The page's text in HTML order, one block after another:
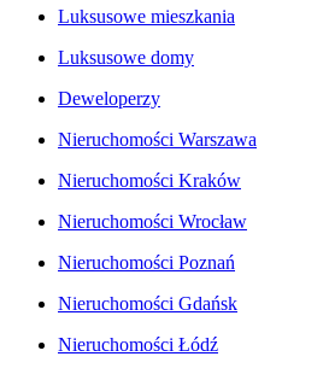
Luksusowe mieszkania
Luksusowe domy
Deweloperzy
Nieruchomości Warszawa
Nieruchomości Kraków
Nieruchomości Wrocław
Nieruchomości Poznań
Nieruchomości Gdańsk
Nieruchomości Łódź